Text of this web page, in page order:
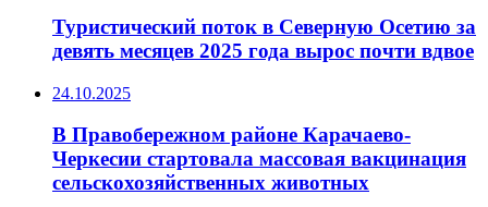
Туристический поток в Северную Осетию за
девять месяцев 2025 года вырос почти вдвое
24.10.2025
В Правобережном районе Карачаево-
Черкесии стартовала массовая вакцинация
сельскохозяйственных животных